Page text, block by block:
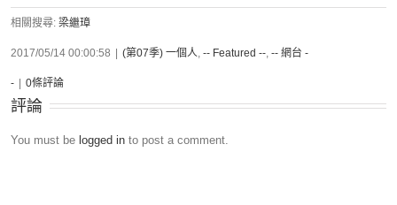
相關搜尋: 梁繼璋
2017/05/14 00:00:58 (第07季) 一個人, -- Featured --, -- 網台 -
- 0條評論
評論
You must be logged in to post a comment.